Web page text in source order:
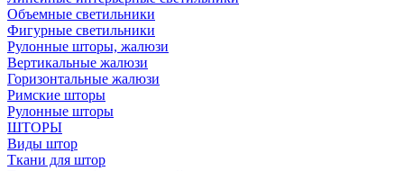
Объемные светильники
Фигурные светильники
Рулонные шторы, жалюзи
Вертикальные жалюзи
Горизонтальные жалюзи
Римские шторы
Рулонные шторы
ШТОРЫ
Виды штор
Ткани для штор